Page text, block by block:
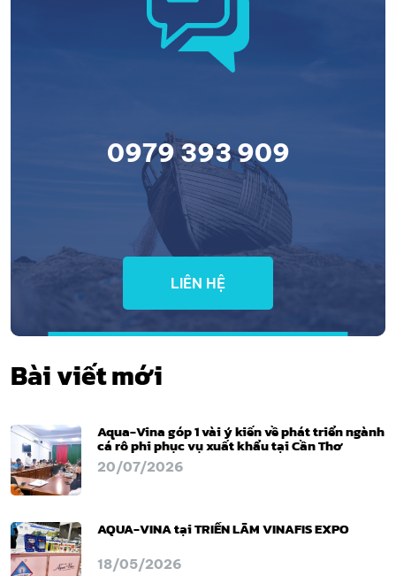
0979 393 909
LIÊN HỆ
Bài viết mới
Aqua-Vina góp 1 vài ý kiến về phát triển ngành
cá rô phi phục vụ xuất khẩu tại Cần Thơ
20/07/2026
AQUA-VINA tại TRIỂN LÃM VINAFIS EXPO
18/05/2026